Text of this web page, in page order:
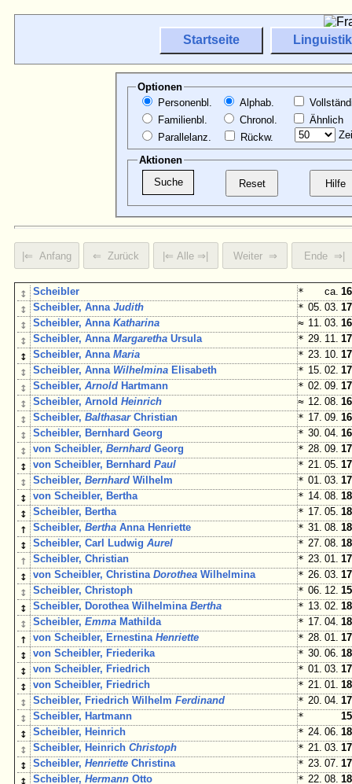
Startseite Linguistik
Optionen
Personenbl.
Familienbl.
Parallelanz.
Alphab.
Chronol.
Rückw.
Ähnlich
Aktionen
↕ Scheibler * ca.
↕ Scheibler, AnnaJudith * 05. 03.
↕ Scheibler, AnnaKatharina ≈ 11. 03.
↕ Scheibler, AnnaMargaretha Ursula * 29. 11.
↕ Scheibler, AnnaMaria * 23. 10.
↕ Scheibler, Anna Wilhelmina Elisabeth * 15. 02.
↕ Scheibler,Arnold Hartmann * 02. 09.
↕ Scheibler, ArnoldHeinrich ≈ 12. 08.
↕ Scheibler,BalthasarChristian * 17. 09.
↕ Scheibler, Bernhard Georg * 30. 04.
↕ von Scheibler,Bernhard Georg * 28. 09.
↕ von Scheibler, BernhardPaul * 21. 05.
↕ Scheibler,Bernhard Wilhelm * 01. 03.
↕ von Scheibler, Bertha * 14. 08.
↕ Scheibler, Bertha * 17. 05.
↑ Scheibler,Bertha Anna Henriette * 31. 08.
↕ Scheibler, Carl LudwigAurel * 27. 08.
↑ Scheibler, Christian * 23. 01.
↕ von Scheibler, ChristinaDorothea Wilhelmina * 26. 03.
↕ Scheibler, Christoph * 06. 12.
↕ Scheibler, Dorothea WilhelminaBertha * 13. 02.
↕ Scheibler,Emma Mathilda * 17. 04.
↑ von Scheibler, ErnestinaHenriette * 28. 01.
↕ von Scheibler, Friederika * 30. 06.
↕ von Scheibler, Friedrich * 01. 03.
↕ von Scheibler, Friedrich * 21. 01.
↕ Scheibler, Friedrich WilhelmFerdinand * 20. 04.
↕ Scheibler, Hartmann *
↕ Scheibler, Heinrich * 24. 06.
↕ Scheibler, HeinrichChristoph * 21. 03.
↕ Scheibler,Henriette Christina * 23. 07.
↕ Scheibler,Hermann Otto * 22. 08.